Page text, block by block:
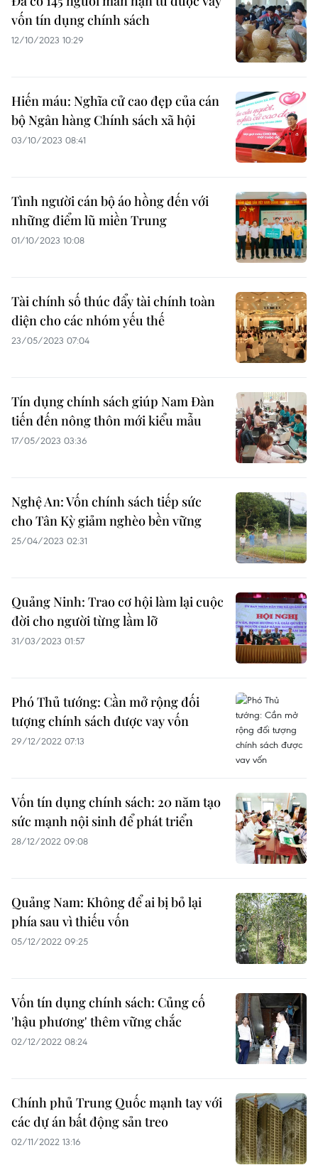
vốn tín dụng chính sách
12/10/2023 10:29
Hiến máu: Nghĩa cử cao đẹp của cán
bộ Ngân hàng Chính sách xã hội
03/10/2023 08:41
Tình người cán bộ áo hồng đến với
những điểm lũ miền Trung
01/10/2023 10:08
Tài chính số thúc đẩy tài chính toàn
diện cho các nhóm yếu thế
23/05/2023 07:04
Tín dụng chính sách giúp Nam Đàn
tiến đến nông thôn mới kiểu mẫu
17/05/2023 03:36
Nghệ An: Vốn chính sách tiếp sức
cho Tân Kỳ giảm nghèo bền vững
25/04/2023 02:31
Quảng Ninh: Trao cơ hội làm lại cuộc
đời cho người từng lầm lỡ
31/03/2023 01:57
Phó Thủ tướng: Cần mở rộng đối
tượng chính sách được vay vốn
29/12/2022 07:13
Vốn tín dụng chính sách: 20 năm tạo
sức mạnh nội sinh để phát triển
28/12/2022 09:08
Quảng Nam: Không để ai bị bỏ lại
phía sau vì thiếu vốn
05/12/2022 09:25
Vốn tín dụng chính sách: Củng cố
'hậu phương' thêm vững chắc
02/12/2022 08:24
Chính phủ Trung Quốc mạnh tay với
các dự án bất động sản treo
02/11/2022 13:16